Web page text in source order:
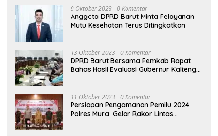
9 Oktober 2023 0 Komentar
Anggota DPRD Barut Minta Pelayanan
Mutu Kesehatan Terus Ditingkatkan
13 Oktober 2023 0 Komentar
DPRD Barut Bersama Pemkab Rapat
Bahas Hasil Evaluasi Gubernur Kalteng
11 Oktober 2023 0 Komentar
Persiapan Pengamanan Pemilu 2024
Polres Mura Gelar Rakor Lintas